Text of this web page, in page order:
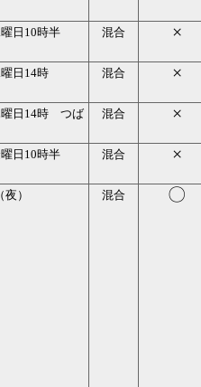
曜日10時半
混合 ×
曜日14時
混合 ×
曜日14時 つば
混合 ×
曜日10時半
混合 ×
） 混合 〇